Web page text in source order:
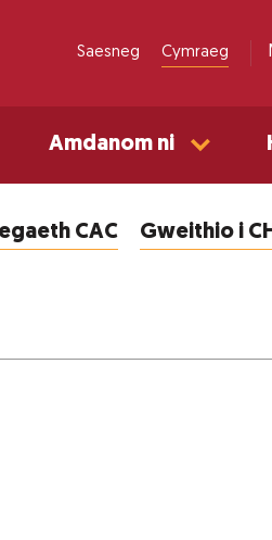
Saesneg Cymraeg
Amdanom ni
CAC Gweithio i